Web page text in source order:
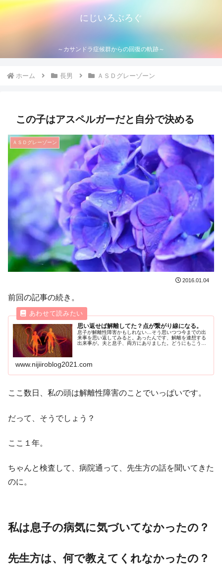
にじいろぶろぐ
～カサンドラ症候群からの回復の軌跡～
ホーム 長男 ＡＳＤグレーゾーン
この子はアスペルガーだと自分で決める
ＡＳＤグレーゾーン
2016.01.04
前回の記事の続き。
思い返せば解離してた？点が繋がり線になる。
息子が解離性障害かもしれない…そう思いつつ今までの出
来事を思い返してみると。あったんです、解離を連想する
出来事が。夫と息子、両方にありました。どうにもこうに
www.nijiiroblog2021.com
ここ数日、私の頭は解離性障害のことでいっぱいです。
だって、そうでしょう？
ここ１年。
ちゃんと検査して、病院通って、先生方の話を聞いてきた
のに。
私は息子の病気に気づいてなかったの？
先生方は、何で教えてくれなかったの？